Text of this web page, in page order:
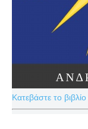
Κατεβάστε το